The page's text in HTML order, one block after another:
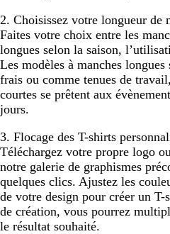
2. Choisissez votre longueur de
Faites votre choix entre les
longues selon la saison,
Les modèles à manches
frais ou comme tenues de
courtes se prêtent aux
jours.
3. Flocage des T-shirts
Téléchargez votre propre logo
notre galerie de graphismes
quelques clics. Ajustez les
de votre design pour créer un
de création, vous pourrez
le résultat souhaité.